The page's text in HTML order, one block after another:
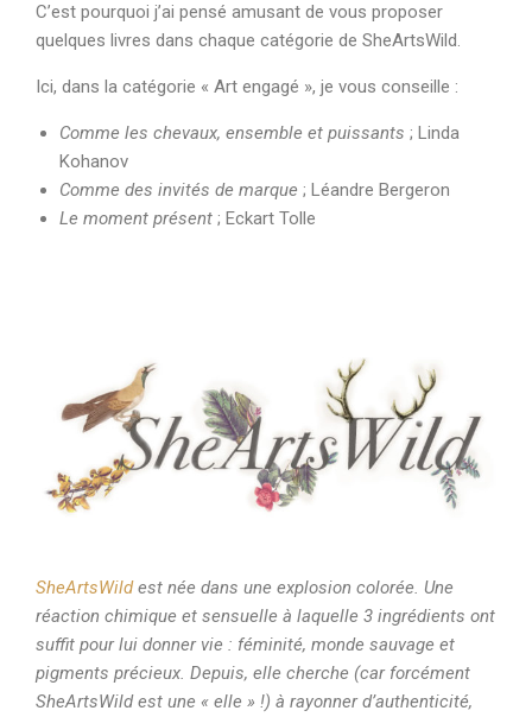
C’est pourquoi j’ai pensé amusant de vous proposer
quelques livres dans chaque catégorie de SheArtsWild.
Ici, dans la catégorie « Art engagé », je vous conseille :
Comme les chevaux, ensemble et puissants ; Linda
Kohanov
Comme des invités de marque ; Léandre Bergeron
Le moment présent ; Eckart Tolle
SheArtsWildest née dans une explosion colorée. Une
réaction chimique et sensuelle à laquelle 3 ingrédients ont
suffit pour lui donner vie : féminité, monde sauvage et
pigments précieux. Depuis, elle cherche (car forcément
SheArtsWild est une « elle » !) à rayonner d’authenticité,